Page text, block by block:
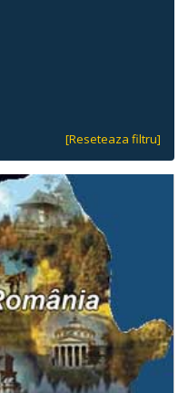
[Reseteaza filtru]